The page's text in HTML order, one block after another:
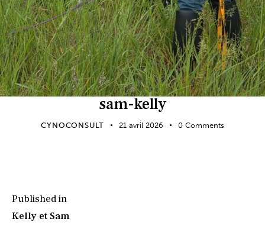
sam-kelly
CYNOCONSULT 21 avril 2026 0 Comments
Published in
Kelly et Sam